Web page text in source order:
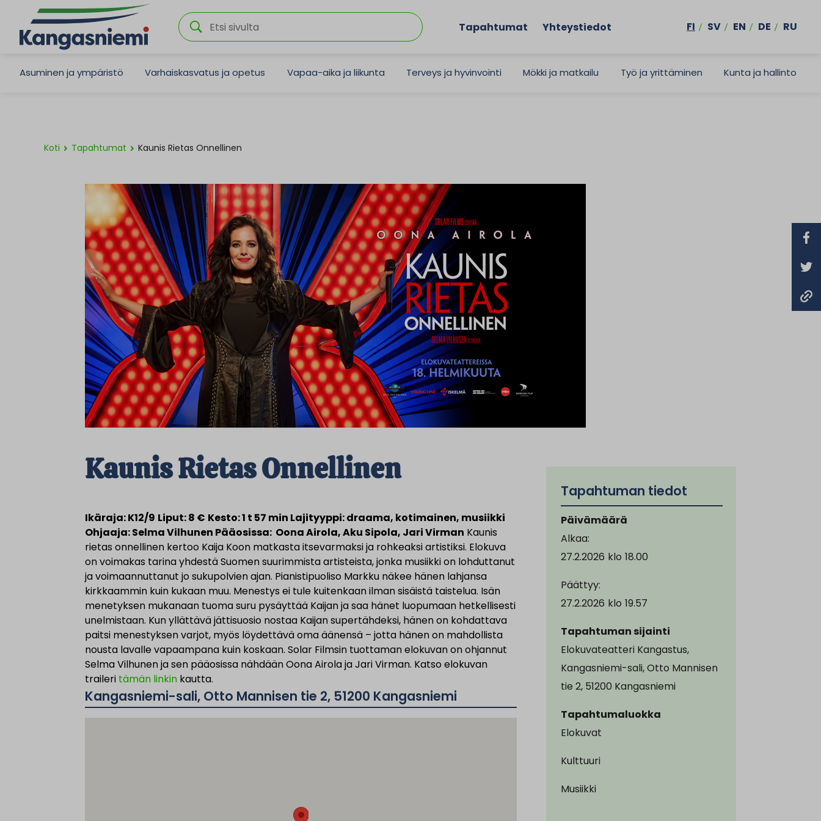
Tapahtumat Yhteystiedot FI SV EN DE RU
Asuminen ja ympäristö Varhaiskasvatus ja opetus Vapaa-aika ja liikunta Terveys ja hyvinvointi Mökki ja matkailu Työ ja yrittäminen Kunta ja hallinto
Koti Tapahtumat Kaunis Rietas Onnellinen
Kaunis Rietas Onnellinen
Ikäraja: K12/9 Liput: 8 € Kesto: 1 t 57 min Lajityyppi: draama, kotimainen, musiikki
Ohjaaja: Selma Vilhunen Pääosissa: Oona Airola, Aku Sipola, Jari Virman Kaunis
rietas onnellinen kertoo Kaija Koon matkasta itsevarmaksi ja rohkeaksi artistiksi. Elokuva
on voimakas tarina yhdestä Suomen suurimmista artisteista, jonka musiikki on lohduttanut
ja voimaannuttanut jo sukupolvien ajan. Pianistipuoliso Markku näkee hänen lahjansa
kirkkaammin kuin kukaan muu. Menestys ei tule kuitenkaan ilman sisäistä taistelua. Isän
menetyksen mukanaan tuoma suru pysäyttää Kaijan ja saa hänet luopumaan hetkellisesti
unelmistaan. Kun yllättävä jättisuosio nostaa Kaijan supertähdeksi, hänen on kohdattava
paitsi menestyksen varjot, myös löydettävä oma äänensä – jotta hänen on mahdollista
nousta lavalle vapaampana kuin koskaan. Solar Filmsin tuottaman elokuvan on ohjannut
Selma Vilhunen ja sen pääosissa nähdään Oona Airola ja Jari Virman. Katso elokuvan
traileri tämän linkin kautta.
Kangasniemi-sali, Otto Mannisen tie 2, 51200 Kangasniemi
Tapahtuman tiedot
Päivämäärä
Alkaa:
27.2.2026 klo 18.00
Päättyy:
27.2.2026 klo 19.57
Tapahtuman sijainti
Elokuvateatteri Kangastus,
Kangasniemi-sali, Otto Mannisen
tie 2, 51200 Kangasniemi
Tapahtumaluokka
Elokuvat
Kulttuuri
Musiikki